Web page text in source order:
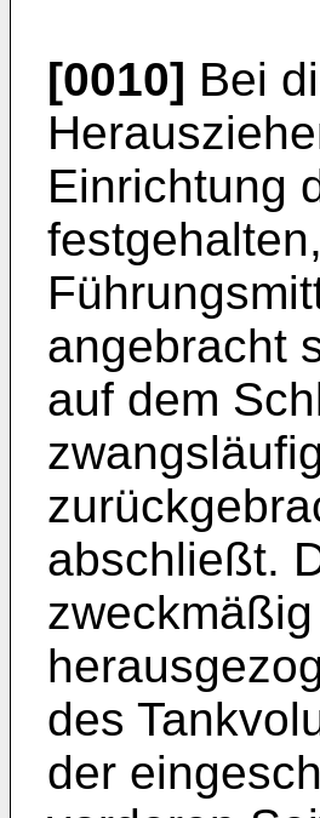
[0010] Bei
Einrichtung
angebracht
auf dem
abschließt.
des
der